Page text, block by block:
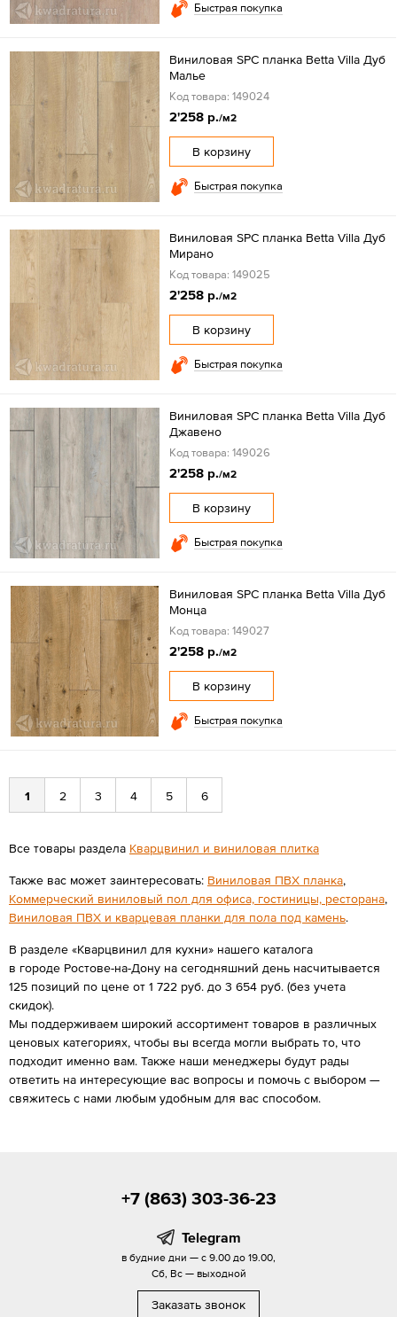
Быстрая покупка
Виниловая SPC планка Betta Villa Дуб
Малье
Код товара: 149024
2'258 р./м2
В корзину
Быстрая покупка
Виниловая SPC планка Betta Villa Дуб
Мирано
Код товара: 149025
2'258 р./м2
В корзину
Быстрая покупка
Виниловая SPC планка Betta Villa Дуб
Джавено
Код товара: 149026
2'258 р./м2
В корзину
Быстрая покупка
Виниловая SPC планка Betta Villa Дуб
Монца
Код товара: 149027
2'258 р./м2
В корзину
Быстрая покупка
1 2 3 4 5 6
Все товары раздела Кварцвинил и виниловая плитка
Также вас может заинтересовать: Виниловая ПВХ планка,
Коммерческий виниловый пол для офиса, гостиницы, ресторана,
Виниловая ПВХ и кварцевая планки для пола под камень.
В разделе «Кварцвинил для кухни» нашего каталога
в городе Ростове-на-Дону на сегодняшний день насчитывается
125 позиций по цене от 1 722 руб. до 3 654 руб. (без учета
скидок).
Мы поддерживаем широкий ассортимент товаров в различных
ценовых категориях, чтобы вы всегда могли выбрать то, что
подходит именно вам. Также наши менеджеры будут рады
ответить на интересующие вас вопросы и помочь с выбором —
свяжитесь с нами любым удобным для вас способом.
+7 (863) 303-36-23
Telegram
в будние дни — с 9.00 до 19.00,
Сб, Вс — выходной
Заказать звонок